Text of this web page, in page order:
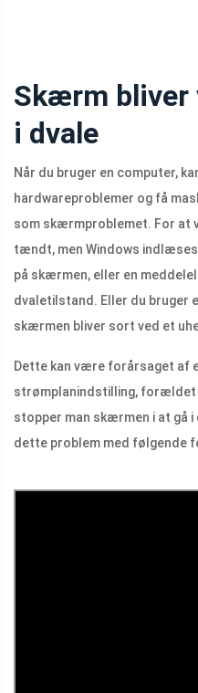
Skærm bliver
i dvale
Når du bruger en computer,
hardwareproblemer og få
som skærmproblemet. For at
tændt, men Windows indlæses
på skærmen, eller en
dvaletilstand. Eller du bruger
skærmen bliver sort ved et
Dette kan være forårsaget af
strømplanindstilling, forældet
stopper man skærmen i at gå i
dette problem med følgende